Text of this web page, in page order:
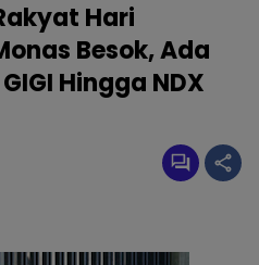
Hari
Besok, Ada
Hingga NDX